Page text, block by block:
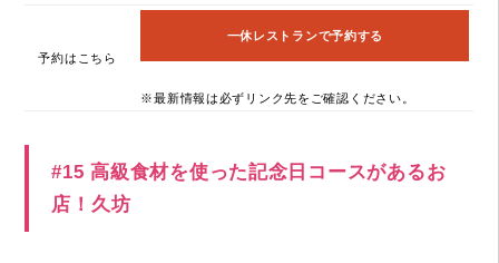
予約はこちら
一休レストランで予約する
※最新情報は必ずリンク先をご確認ください。
#15 高級食材を使った記念日コースがあるお
店！久坊